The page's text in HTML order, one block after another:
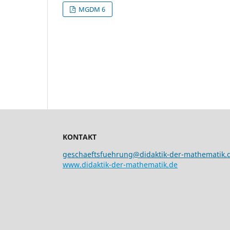
MGDM 6
KONTAKT
geschaeftsfuehrung@didaktik-der-
www.didaktik-der-mathematik.de